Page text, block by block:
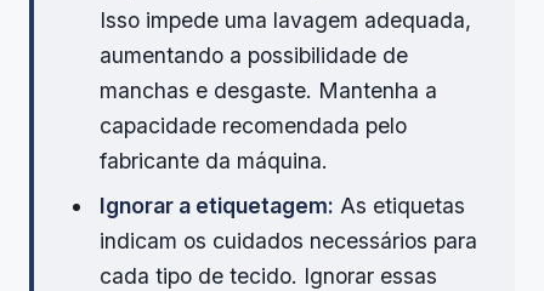
Isso impede uma lavagem adequada,
aumentando a possibilidade de
manchas e desgaste. Mantenha a
capacidade recomendada pelo
fabricante da máquina.
Ignorar a etiquetagem: As etiquetas
indicam os cuidados necessários para
cada tipo de tecido. Ignorar essas